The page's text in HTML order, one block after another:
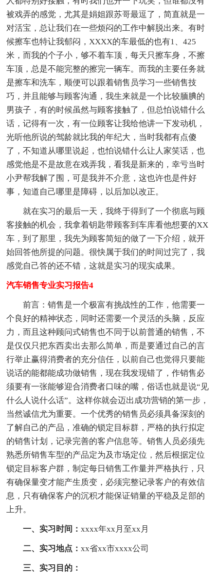
被戏弄的感觉，尤其是娟姐跟苏哥最逗了，简直就是一
对活宝，总让我们在一些烦闷的工作中解脱出来。有时
候擦车也特让我郁闷，XXXX的车最低的也有1、425
米，而我的个子小，够不着车顶，每天只擦车身，不擦
车顶，总是不能完整的擦完一辆车。而我的主要任务就
是擦车和洗车，顺便可以跟着销售员学习一些销售技
巧，并且能够与顾客沟通，我生来就是一个比较腼腆的
男孩子，有的时候虽然与顾客接触了，但总怕说错什么
话，记得有一次，有一位顾客让我给他讲一下发动机，
光听他所说的驾龄就比我的年纪大，当时我都有点傻
了，不知道从哪里说起，也怕说错什么让人家笑话，也
感觉他是不是故意在戏弄我，看我是新来的，幸亏当时
小尹帮我解了围，可是我并不介意，这也许也是件好
事，知道自己哪里是障碍，以后加以改正。
就在实习的最后一天，我终于得到了一个彻底与顾
客接触的机会，我拿着钥匙带顾客到车库看他想要的XX
车，到了那里，我先为顾客简短的做了一下介绍，就开
始回答他所提的问题。很快属于我们的时间过完了，我
感觉自己答的还不错，这就是实习的现实成果。
汽车销售专业实习报告4
前言：销售是一个极富有挑战性的工作，他需要一
个良好的精神状态，同时还需要一个灵活的头脑，反应
力，而且这种顾问式销售也不同于以前普通的销售，不
是仅仅只把东西卖出去那么简单，而是要通过自己的言
行举止赢得消费者的充分信任，以前自己也觉得只要能
说话的能都能成功做销售，现在我发现错了，作销售必
须要有一张能够迎合消费者口味的嘴，俗话也就是说“见
什么人说什么话”。这样你就会迈出成功营销的第一步，
当然诚信尤为重要。一个优秀的销售员必须具备深刻的
了解自己的产品，准确的锁定目标群，严格的执行拟定
的销售计划，记录完善的客户信息等。销售人员必须先
熟悉所销售车型的产品定为及市场定位，然后根据定位
锁定目标客户群，制定每日销售工作量并严格执行，只
有确保量变才能产生质变，必须完整记录客户的有效信
息，只有确保客户的沉积才能保证销量的平稳及足部的
上升。
一、实习时间：xxxx年xx月至xx月
二、实习地点：xx省xx市xxxx公司
三、实习目的：